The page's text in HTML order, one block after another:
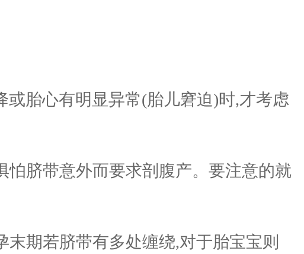
胎心有明显异常(胎儿窘迫)时,才考虑
脐带意外而要求剖腹产。要注意的就
期若脐带有多处缠绕,对于胎宝宝则